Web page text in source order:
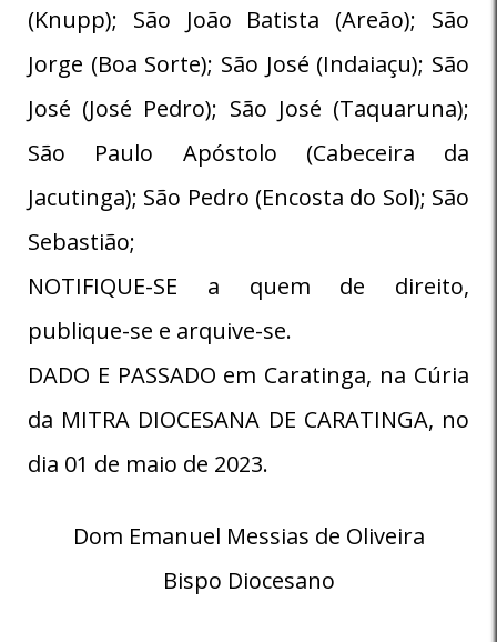
(Knupp); São João Batista (Areão); São
Jorge (Boa Sorte); São José (Indaiaçu); São
José (José Pedro); São José (Taquaruna);
São Paulo Apóstolo (Cabeceira da
Jacutinga); São Pedro (Encosta do Sol); São
Sebastião;
NOTIFIQUE-SE a quem de direito,
publique-se e arquive-se.
DADO E PASSADO em Caratinga, na Cúria
da MITRA DIOCESANA DE CARATINGA, no
dia 01 de maio de 2023.
Dom Emanuel Messias de Oliveira
Bispo Diocesano